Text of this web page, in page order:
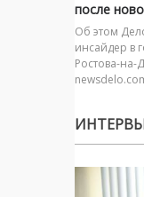
после
Об этом
инсайдер в
Ростова-